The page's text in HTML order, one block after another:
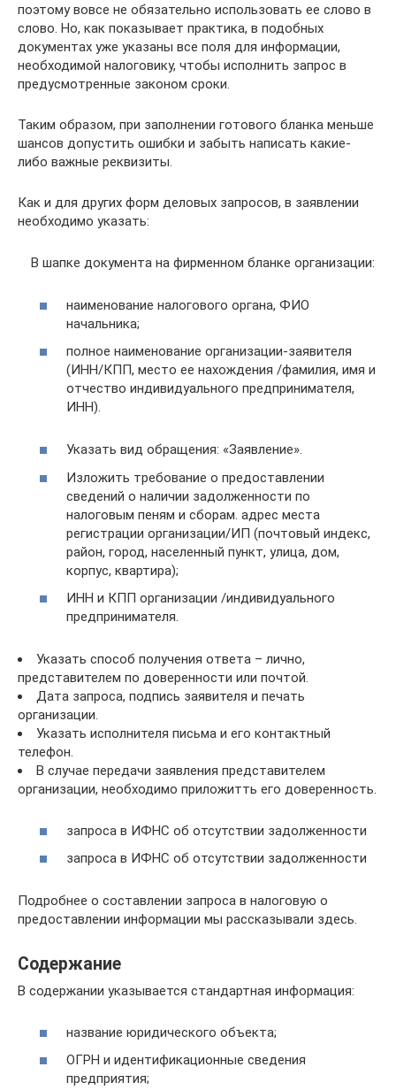
поэтому вовсе не обязательно использовать ее слово в
слово. Но, как показывает практика, в подобных
документах уже указаны все поля для информации,
необходимой налоговику, чтобы исполнить запрос в
предусмотренные законом сроки.
Таким образом, при заполнении готового бланка меньше
шансов допустить ошибки и забыть написать какие-
либо важные реквизиты.
Как и для других форм деловых запросов, в заявлении
необходимо указать:
В шапке документа на фирменном бланке организации:
наименование налогового органа, ФИО
начальника;
полное наименование организации-заявителя
(ИНН/КПП, место ее нахождения /фамилия, имя и
отчество индивидуального предпринимателя,
ИНН).
Указать вид обращения: «Заявление».
Изложить требование о предоставлении
сведений о наличии задолженности по
налоговым пеням и сборам. адрес места
регистрации организации/ИП (почтовый индекс,
район, город, населенный пункт, улица, дом,
корпус, квартира);
ИНН и КПП организации /индивидуального
предпринимателя.
Указать способ получения ответа – лично,
представителем по доверенности или почтой.
Дата запроса, подпись заявителя и печать
организации.
Указать исполнителя письма и его контактный
телефон.
В случае передачи заявления представителем
организации, необходимо приложитть его доверенность.
запроса в ИФНС об отсутствии задолженности
запроса в ИФНС об отсутствии задолженности
Подробнее о составлении запроса в налоговую о
предоставлении информации мы рассказывали здесь.
Содержание
В содержании указывается стандартная информация:
название юридического объекта;
ОГРН и идентификационные сведения
предприятия;